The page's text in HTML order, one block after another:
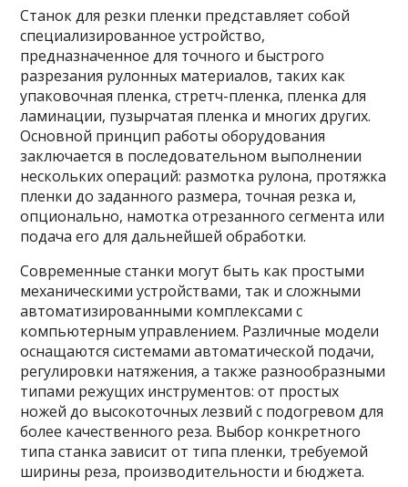
Станок для резки пленки представляет собой
специализированное устройство,
предназначенное для точного и быстрого
разрезания рулонных материалов, таких как
упаковочная пленка, стретч-пленка, пленка для
ламинации, пузырчатая пленка и многих других.
Основной принцип работы оборудования
заключается в последовательном выполнении
нескольких операций: размотка рулона, протяжка
пленки до заданного размера, точная резка и,
опционально, намотка отрезанного сегмента или
подача его для дальнейшей обработки.
Современные станки могут быть как простыми
механическими устройствами, так и сложными
автоматизированными комплексами с
компьютерным управлением. Различные модели
оснащаются системами автоматической подачи,
регулировки натяжения, а также разнообразными
типами режущих инструментов: от простых
ножей до высокоточных лезвий с подогревом для
более качественного реза. Выбор конкретного
типа станка зависит от типа пленки, требуемой
ширины реза, производительности и бюджета.